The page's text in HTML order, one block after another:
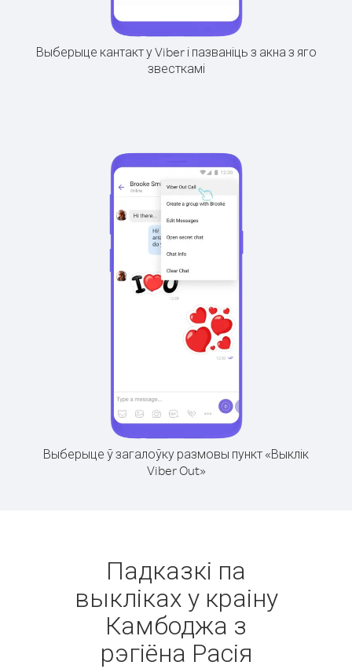
Выберыце кантакт у Viber і пазваніць з акна з яго
звесткамі
Выберыце ў загалоўку размовы пункт «Выклік
Viber Out»
Падказкі па
выкліках у краіну
Камбоджа з
рэгіёна Расія